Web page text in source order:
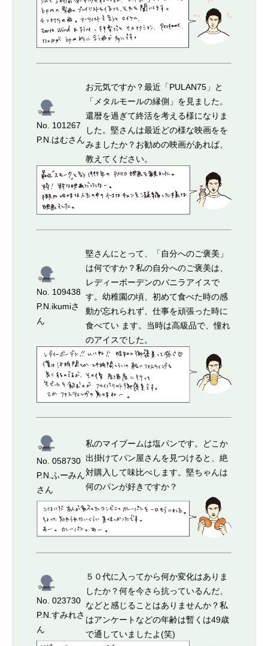
No. 101267
P.N.はむさん
お元気ですか？最近「PULAN75」と
「メタルモールの縁側」を見ました。
還暦を過ぎて終活を考える様になりま
した。堅さんは最近どの様な映画をを
みましたか？お勧めの映画があれば、
教えてください。
No. 109438
P.N.ikumiさ
ん
堅さんにとって、「自分へのご褒美」
は何ですか？私の自分へのご褒美は、
レディーボーデンのバニラアイスで
す。幼稚園の頃、初めて食べた時の感
動が忘れられず、仕事を頑張った時に
食べてい ます。当時は高級品で、憧れ
のアイスでした。
No. 058730
P.N.ふーみん
さん
私のマイブームは塩パンです。どこか
出掛けてパン屋さんを見つけると、絶
対購入して味比べします。堅ちゃんは
何のパンが好きですか？
No. 023730
P.N.すみれさ
ん
５０代に入ってから何か変化はありま
したか？何を今さら抗っているんだ、
などと感じることはありませんか？私
はアンケートなどの年齢は暫くは49歳
で通していましたよ(笑)